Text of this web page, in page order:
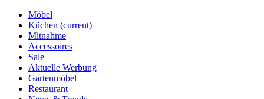
Möbel
Küchen (current)
Mitnahme
Accessoires
Sale
Aktuelle Werbung
Gartenmöbel
Restaurant